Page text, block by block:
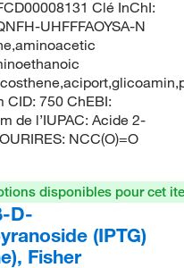
Clé InChI:
UHFFFAOYSA-N
CID: 750 ChEBI:
de l’IUPAC: Acide 2-
NCC(O)=O
disponibles pour cet
D-
(IPTG)
Fisher